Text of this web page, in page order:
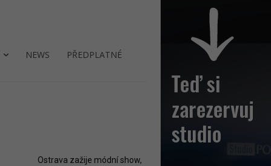
NEWS PŘEDPLATNÉ
Ostrava zažije módní show,